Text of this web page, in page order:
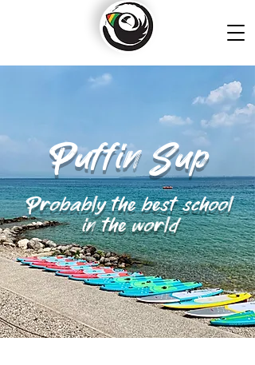
Puffin Sup
Probably the best school
in the world